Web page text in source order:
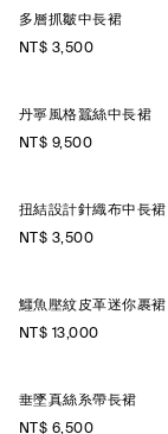
多層抓皺中長裙
NT$ 3,500
丹寧風格蠶絲中長裙
NT$ 9,500
扭結設計針織布中長裙
NT$ 3,500
鱷魚壓紋皮革迷你裹裙
NT$ 13,000
垂墜真絲系帶長裙
NT$ 6,500